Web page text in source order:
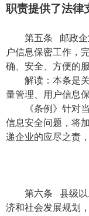
职责提供了法律
第五条 邮政企业
户信息保密工作，
确、安全、方便的服
解读：本条是关
量管理、用户信息
《条例》针对当
信息安全问题，将
递企业的应尽之责
第六条 县级以上
济和社会发展规划